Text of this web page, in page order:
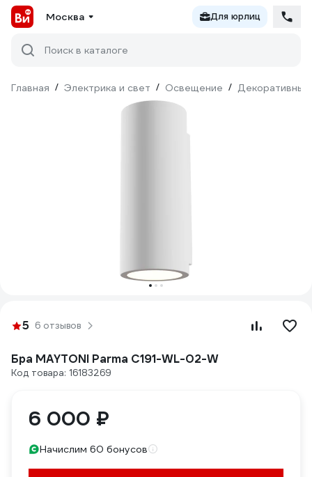
Москва Для юрлиц
Поиск в каталоге
Главная / Электрика и свет / Освещение / Декоративный
5 6 отзывов
Бра MAYTONI Parma C191-WL-02-W
Код товара: 16183269
6 000 ₽
Начислим 60 бонусов